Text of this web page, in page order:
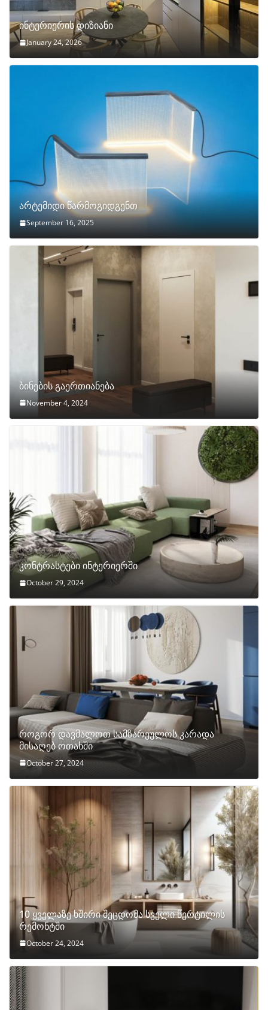
ინტერიერის დიზიანი
January 24, 2026
არტემიდი წარმოგიდგენთ
September 16, 2025
ბინების გაერთიანება
November 4, 2024
კონტრასტები ინტერიერში
October 29, 2024
როგორ დავმალოთ სამზარეულოს კარადა
მისაღებ ოთახში
October 27, 2024
10 ყველაზე ხშირი შეცდომა სველი წერტილის
რემონტში
October 24, 2024